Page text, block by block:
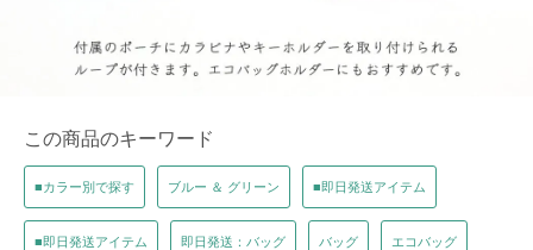
この商品のキーワード
■カラー別で探す ブルー ＆ グリーン ■即日発送アイテム
■即日発送アイテム 即日発送：バッグ バッグ エコバッグ